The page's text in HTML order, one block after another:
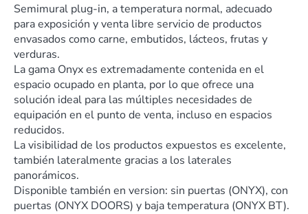
Semimural plug-in, a temperatura normal, adecuado
para exposición y venta libre servicio de productos
envasados ​​como carne, embutidos, lácteos, frutas y
verduras.
La gama Onyx es extremadamente contenida en el
espacio ocupado en planta, por lo que ofrece una
solución ideal para las múltiples necesidades de
equipación en el punto de venta, incluso en espacios
reducidos.
La visibilidad de los productos expuestos es excelente,
también lateralmente gracias a los laterales
panorámicos.
Disponible también en version: sin puertas (ONYX), con
puertas (ONYX DOORS) y baja temperatura (ONYX BT).